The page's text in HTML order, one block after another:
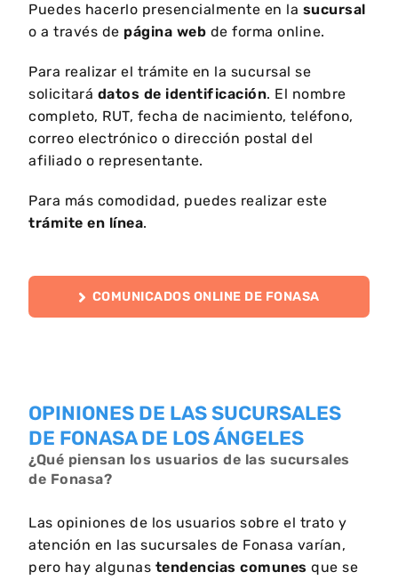
Puedes hacerlo presencialmente en la sucursal
o a través de página web de forma online.
Para realizar el trámite en la sucursal se
solicitará datos de identificación. El nombre
completo, RUT, fecha de nacimiento, teléfono,
correo electrónico o dirección postal del
afiliado o representante.
Para más comodidad, puedes realizar este
trámite en línea.
COMUNICADOS ONLINE DE FONASA
OPINIONES DE LAS SUCURSALES
DE FONASA DE LOS ÁNGELES
¿Qué piensan los usuarios de las sucursales
de Fonasa?
Las opiniones de los usuarios sobre el trato y
atención en las sucursales de Fonasa varían,
pero hay algunas tendencias comunes que se